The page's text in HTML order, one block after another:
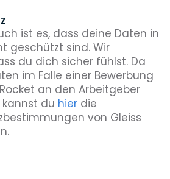
ist es, dass deine Daten in
geschützt sind. Wir
du dich sicher fühlst. Da
im Falle einer Bewerbung
an den Arbeitgeber
du hierdie
von Gleiss